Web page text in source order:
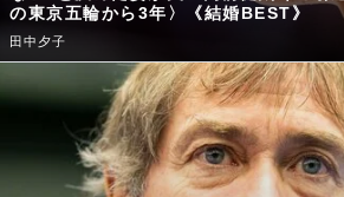
の東京五輪から3年〉《結婚BEST》
田中夕子